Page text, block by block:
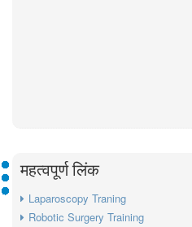
महत्वपूर्ण लिंक
Laparoscopy Traning
Robotic Surgery Training